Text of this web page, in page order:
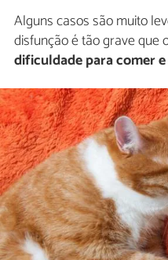
Alguns casos são muito
disfunção é tão grave que
dificuldade para comer